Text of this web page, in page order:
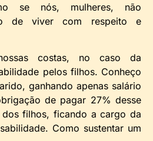
se nós, mulheres, não
de viver com respeito e
costas, no caso da
pelos filhos. Conheço
ganhando apenas salário
de pagar 27% desse
filhos, ficando a cargo da
Como sustentar um